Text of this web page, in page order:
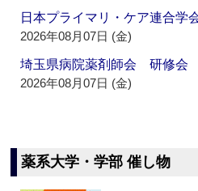
日本プライマリ・ケア連合
2026年08月07日 (金)
埼玉県病院薬剤師会 研修会
2026年08月07日 (金)
薬系大学・学部 催し物